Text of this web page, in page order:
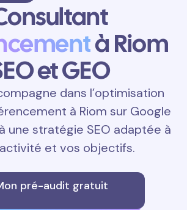
à Riom
et GEO
dans l’optimisation
à Riom sur Google
une stratégie SEO adaptée à
et vos objectifs.
pré-audit gratuit